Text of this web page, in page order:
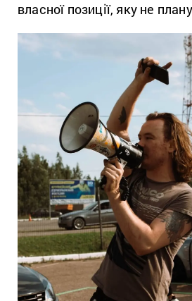
власної позиції, яку не